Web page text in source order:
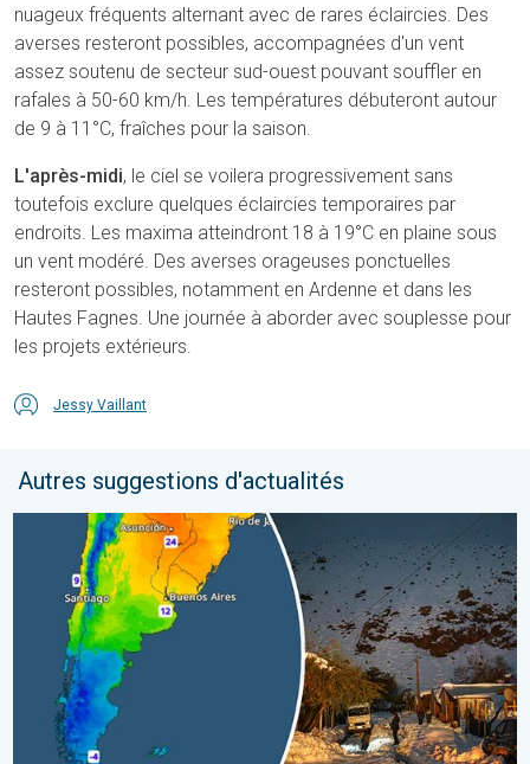
nuageux fréquents alternant avec de rares éclaircies. Des
averses resteront possibles, accompagnées d'un vent
assez soutenu de secteur sud-ouest pouvant souffler en
rafales à 50-60 km/h. Les températures débuteront autour
de 9 à 11°C, fraîches pour la saison.
L'après-midi, le ciel se voilera progressivement sans
toutefois exclure quelques éclaircies temporaires par
endroits. Les maxima atteindront 18 à 19°C en plaine sous
un vent modéré. Des averses orageuses ponctuelles
resteront possibles, notamment en Ardenne et dans les
Hautes Fagnes. Une journée à aborder avec souplesse pour
les projets extérieurs.
Jessy Vaillant
Autres suggestions d'actualités
L'hiver bat son plein en Amérique latine. Neige dans les